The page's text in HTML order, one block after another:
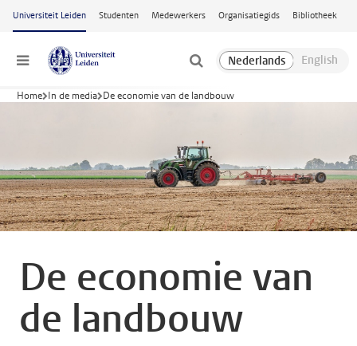
Ga naar hoofdinhoud
Universiteit Leiden Studenten Medewerkers Organisatiegids Bibliotheek
Menu
Home In de media De economie van de landbouw
De economie van
de landbouw